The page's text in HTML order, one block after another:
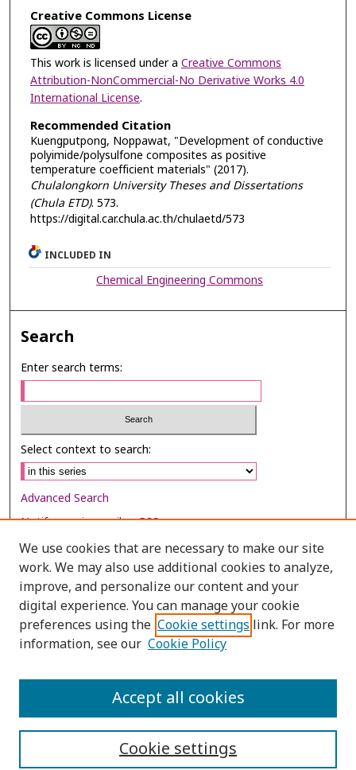
Creative Commons License
This work is licensed under a Creative Commons
Attribution-NonCommercial-No Derivative Works 4.0
International License.
Recommended Citation
Kuengputpong, Noppawat, "Development of conductive
polyimide/polysulfone composites as positive
temperature coefficient materials" (2017).
Chulalongkorn University Theses and Dissertations
(Chula ETD). 573.
https://digital.car.chula.ac.th/chulaetd/573
INCLUDED IN
Chemical Engineering Commons
Search
Enter search terms:
Select context to search:
Advanced Search
Notify me via email orRSS
Browse
Collections
Disciplines
Authors
We use cookies that are necessary to make our site
work. We may also use additional cookies to analyze,
improve, and personalize our content and your
digital experience. You can manage your cookie
preferences using the Cookie settings link. For more
information, see our Cookie Policy
Cookie settings
Accept all cookies